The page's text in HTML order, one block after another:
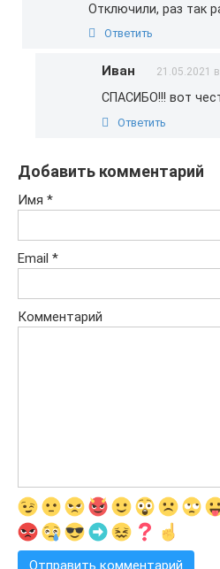
Отключили, раз так
Ответить
Иван 21.05.2021 в
СПАСИБО!!! вот
Ответить
Добавить комментарий
Имя *
Email *
Комментарий